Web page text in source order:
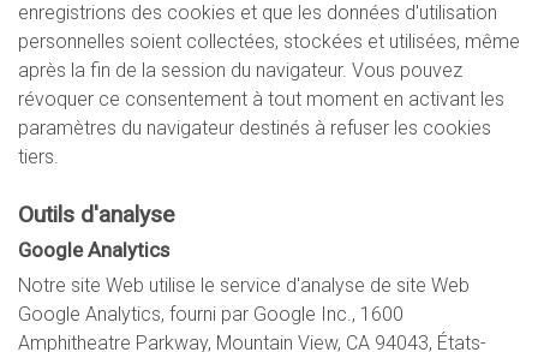
enregistrions des cookies et que les données d'utilisation
personnelles soient collectées, stockées et utilisées, même
après la fin de la session du navigateur. Vous pouvez
révoquer ce consentement à tout moment en activant les
paramètres du navigateur destinés à refuser les cookies
tiers.
Outils d'analyse
Google Analytics
Notre site Web utilise le service d'analyse de site Web
Google Analytics, fourni par Google Inc., 1600
Amphitheatre Parkway, Mountain View, CA 94043, États-